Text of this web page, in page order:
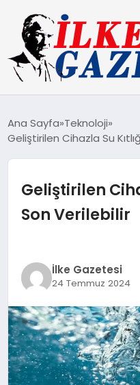
TEKNOLOJI
SPOR
SAĞLIK
EKONOMI
DÜNYA
SIYASET
Ana Sayfa Teknoloji
Geliştirilen Cihazla Su
Geliştirilen
Son Verilebilir
İlke Gazetesi
24 Temmuz 2024